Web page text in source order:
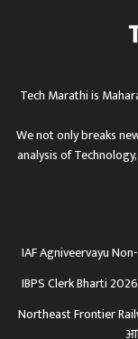
Tech Marathi is
We not only breaks
analysis of
IAF Agniveervayu Non-
IBPS Clerk Bharti
Northeast Frontier